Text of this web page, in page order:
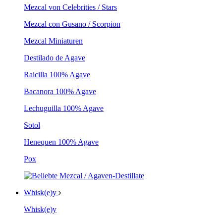
Mezcal von Celebrities / Stars
Mezcal con Gusano / Scorpion
Mezcal Miniaturen
Destilado de Agave
Raicilla 100% Agave
Bacanora 100% Agave
Lechuguilla 100% Agave
Sotol
Henequen 100% Agave
Pox
Whisk(e)y
Whisk(e)y